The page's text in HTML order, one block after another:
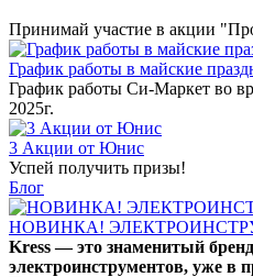
Принимай участие в акции
График работы в майские
График работы Си-Маркет во
2025г.
3 Акции от Юнис
Успей получить призы!
Блог
НОВИНКА!
Kress — это знаменитый
электроинструментов, уже в